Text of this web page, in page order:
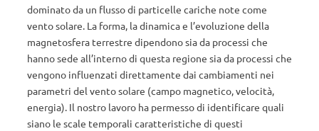
dominato da un flusso di particelle cariche note come
vento solare. La forma, la dinamica e l’evoluzione della
magnetosfera terrestre dipendono sia da processi che
hanno sede all’interno di questa regione sia da processi che
vengono influenzati direttamente dai cambiamenti nei
parametri del vento solare (campo magnetico, velocità,
energia). Il nostro lavoro ha permesso di identificare quali
siano le scale temporali caratteristiche di questi